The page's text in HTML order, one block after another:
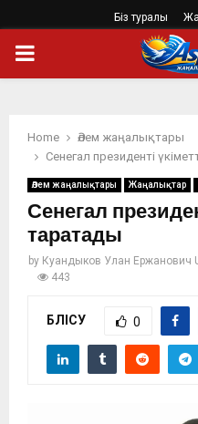
Біз туралы
PRIMARY
Home
Әлем жаңалықтары
Сенегал президенті
Әлем жаңалықтары Жаңалықтар
Сенегал
таратады
by Куандыков Улан Ержанович
443
БӨЛІСУ 0